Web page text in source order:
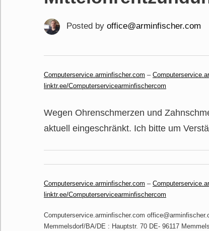
Posted by office@arminfischer.com
Computerservice.arminfischer.com –
linktr.ee/Computerservicearminfischercom
Wegen Ohrenschmerzen und
aktuell eingeschränkt. Ich bitte um
Computerservice.arminfischer.com –
linktr.ee/Computerservicearminfischercom
Computerservice.arminfischer.com
Memmelsdorf/BA/DE : Hauptstr. 70 DE- 96117